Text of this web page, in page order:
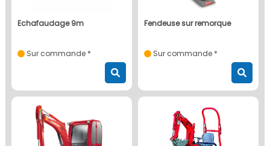
echafaudage 9m
Sur commande *
fendeuse sur remorque
Sur commande *